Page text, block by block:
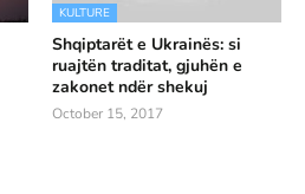
KULTURE
Shqiptarët e Ukrainës: si
ruajtën traditat, gjuhën e
zakonet ndër shekuj
October 15, 2017